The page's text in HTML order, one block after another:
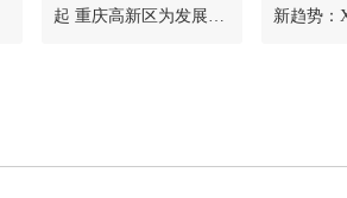
起 重庆高新区为发展注
新趋势：